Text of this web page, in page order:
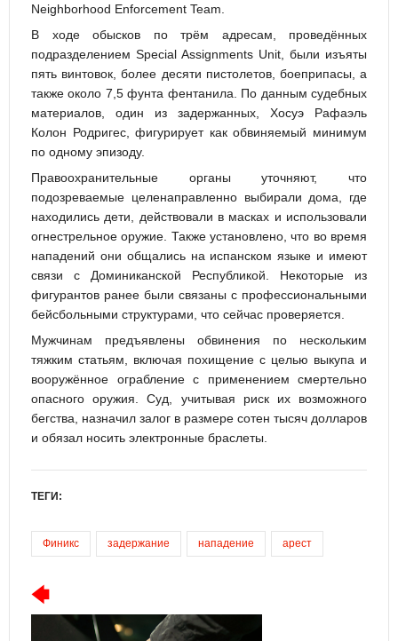
Neighborhood Enforcement Team.
В ходе обысков по трём адресам, проведённых
подразделением Special Assignments Unit, были изъяты
пять винтовок, более десяти пистолетов, боеприпасы, а
также около 7,5 фунта фентанила. По данным судебных
материалов, один из задержанных, Хосуэ Рафаэль
Колон Родригес, фигурирует как обвиняемый минимум
по одному эпизоду.
Правоохранительные органы уточняют, что
подозреваемые целенаправленно выбирали дома, где
находились дети, действовали в масках и использовали
огнестрельное оружие. Также установлено, что во время
нападений они общались на испанском языке и имеют
связи с Доминиканской Республикой. Некоторые из
фигурантов ранее были связаны с профессиональными
бейсбольными структурами, что сейчас проверяется.
Мужчинам предъявлены обвинения по нескольким
тяжким статьям, включая похищение с целью выкупа и
вооружённое ограбление с применением смертельно
опасного оружия. Суд, учитывая риск их возможного
бегства, назначил залог в размере сотен тысяч долларов
и обязал носить электронные браслеты.
ТЕГИ:
Финикс задержание нападение арест